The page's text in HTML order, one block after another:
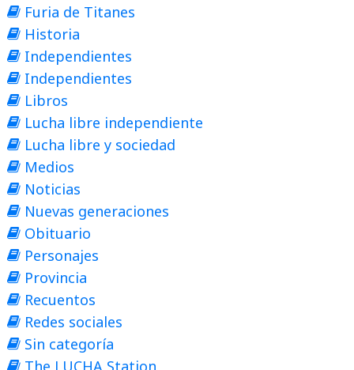
Furia de Titanes
Historia
Independientes
Independientes
Libros
Lucha libre independiente
Lucha libre y sociedad
Medios
Noticias
Nuevas generaciones
Obituario
Personajes
Provincia
Recuentos
Redes sociales
Sin categoría
The LUCHA Station